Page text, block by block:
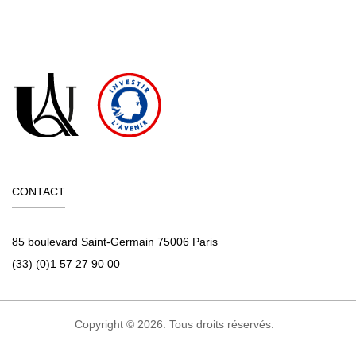
CONTACT
85 boulevard Saint-Germain 75006 Paris
(33) (0)1 57 27 90 00
Copyright © 2026. Tous droits réservés.